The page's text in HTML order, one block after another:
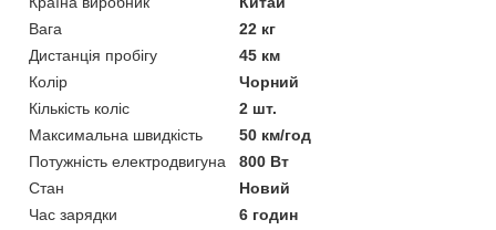
Вага
22 кг
Дистанція пробігу
45 км
Колір
Чорний
Кількість коліс
2 шт.
Максимальна швидкість
50 км/год
Потужність електродвигуна
800 Вт
Стан
Новий
Час зарядки
6 годин